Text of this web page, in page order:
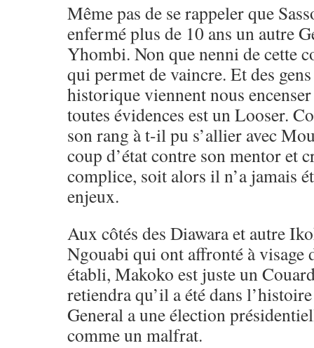
Même pas de se rappeler que
enfermé plus de 10 ans un autre
Yhombi. Non que nenni de cette
qui permet de vaincre. Et des
historique viennent nous
toutes évidences est un Looser.
son rang à t-il pu s’allier avec
coup d’état contre son mentor et
complice, soit alors il n’a jamais
enjeux.
Aux côtés des Diawara et autre
Ngouabi qui ont affronté à visage
établi, Makoko est juste un
retiendra qu’il a été dans
General a une élection
comme un malfrat.